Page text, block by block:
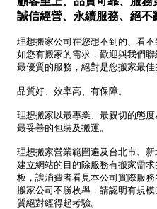
誠信經營、永續服務、絕不
理想搬家公司在您想不到的、看
如您有搬家的需求，歡迎與我們
最優質的服務，絕對是您搬家最
品質好、效率高、有保障。
理想搬家以最專業、最親切的態
最妥善的包裝及搬運。
理想搬家營業範圍遍及台北市、
建立網站的目的除服務有搬家需
板，讓消費者看見本公司實際服
搬家公司不勝枚舉，請認明有規
質絕對經得起考驗。